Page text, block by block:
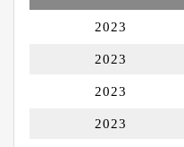
2023
2023
2023
2023